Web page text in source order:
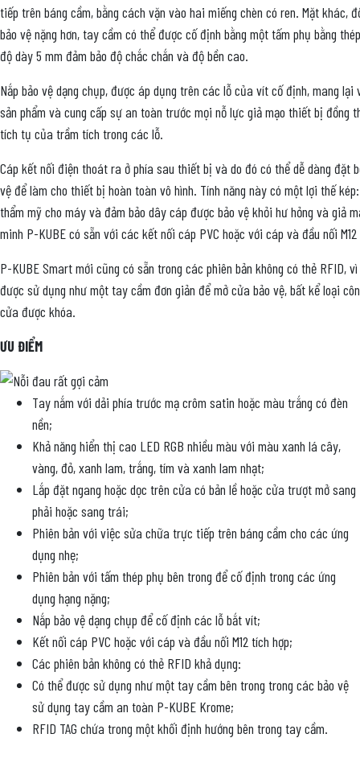
tiếp trên báng cầm, bằng cách vặn vào hai miếng chèn có ren. Mặt khác,
bảo vệ nặng hơn, tay cầm có thể được cố định bằng một tấm phụ bằng
độ dày 5 mm đảm bảo độ chắc chắn và độ bền cao.
Nắp bảo vệ dạng chụp, được áp dụng trên các lỗ của vít cố định, mang lại
sản phẩm và cung cấp sự an toàn trước mọi nỗ lực giả mạo thiết bị đồng
tích tụ của trầm tích trong các lỗ.
Cáp kết nối điện thoát ra ở phía sau thiết bị và do đó có thể dễ dàng đặt
vệ để làm cho thiết bị hoàn toàn vô hình. Tính năng này có một lợi thế
thẩm mỹ cho máy và đảm bảo dây cáp được bảo vệ khỏi hư hỏng và giả
minh P-KUBE có sẵn với các kết nối cáp PVC hoặc với cáp và đầu nối
P-KUBE Smart mới cũng có sẵn trong các phiên bản không có thẻ RFID,
được sử dụng như một tay cầm đơn giản để mở cửa bảo vệ, bất kể loại
cửa được khóa.
ƯU ĐIỂM
Tay nắm với dải phía trước mạ crôm satin hoặc màu trắng có đèn
nền;
Khả năng hiển thị cao LED RGB nhiều màu với màu xanh lá cây,
vàng, đỏ, xanh lam, trắng, tím và xanh lam nhạt;
Lắp đặt ngang hoặc dọc trên cửa có bản lề hoặc cửa trượt mở sang
phải hoặc sang trái;
Phiên bản với việc sửa chữa trực tiếp trên báng cầm cho các ứng
dụng nhẹ;
Phiên bản với tấm thép phụ bên trong để cố định trong các ứng
dụng hạng nặng;
Nắp bảo vệ dạng chụp để cố định các lỗ bắt vít;
Kết nối cáp PVC hoặc với cáp và đầu nối M12 tích hợp;
Các phiên bản không có thẻ RFID khả dụng:
Có thể được sử dụng như một tay cầm bên trong trong các bảo vệ
sử dụng tay cầm an toàn P-KUBE Krome;
RFID TAG chứa trong một khối định hướng bên trong tay cầm.